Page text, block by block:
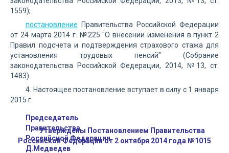
1559);
постановление Правительства Российской Федерации
от 24 марта 2014 г. №225 "О внесении изменения в пункт 2
Правил подсчета и подтверждения страхового стажа для
установления трудовых пенсий" (Собрание
законодательства Российской Федерации, 2014, №13, ст.
1483).
4. Настоящее постановление вступает в силу с 1 января
2015 г.
Председатель
Правительства
Российской Федерации
Д.Медведев
Утверждены Постановлением Правительства
Российской Федерации от 2 октября 2014 года №1015